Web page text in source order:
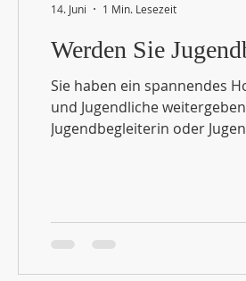
Werden Sie
Sie haben ein spannendes
und Jugendliche
Jugendbegleiterin oder
14. Juni 1 Min. Lesezeit